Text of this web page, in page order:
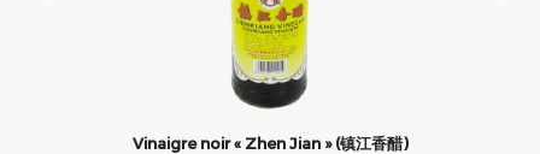
Vinaigre noir « Zhen Jian » (镇江香醋)